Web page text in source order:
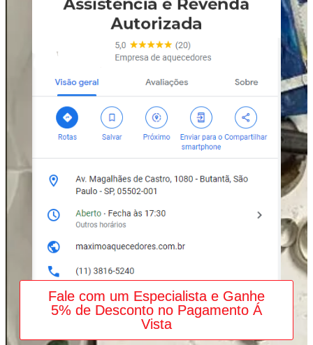
Fale com um Especialista e Ganhe
5% de Desconto no Pagamento Á
Vista